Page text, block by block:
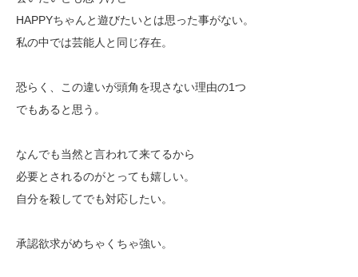
HAPPYちゃんと遊びたいとは思った事がない。
私の中では芸能人と同じ存在。
恐らく、この違いが頭角を現さない理由の1つ
でもあると思う。
なんでも当然と言われて来てるから
必要とされるのがとっても嬉しい。
自分を殺してでも対応したい。
承認欲求がめちゃくちゃ強い。